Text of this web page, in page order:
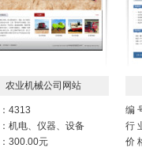
农业机械公司网站
4313
机电、仪器、设备
300.00元
编
行
价